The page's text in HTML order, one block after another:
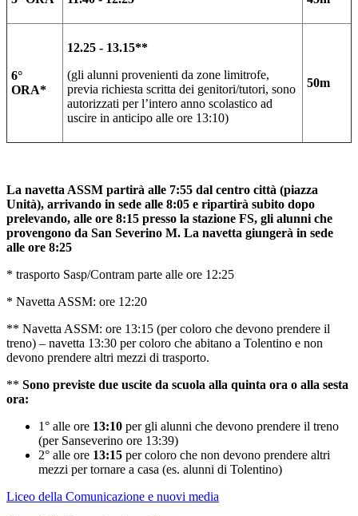
6°
ORA*
12.25 - 13.15**
(gli alunni provenienti da zone limitrofe,
previa richiesta scritta dei genitori/tutori, sono
autorizzati per l’intero anno scolastico ad
uscire in anticipo alle ore 13:10)
50m
La navetta ASSM partirà alle 7:55 dal centro città (piazza
Unità), arrivando in sede alle 8:05 e ripartirà subito dopo
prelevando, alle ore 8:15 presso la stazione FS, gli alunni che
provengono da San Severino M. La navetta giungerà in sede
alle ore 8:25
* trasporto Sasp/Contram parte alle ore 12:25
* Navetta ASSM: ore 12:20
** Navetta ASSM: ore 13:15 (per coloro che devono prendere il
treno) – navetta 13:30 per coloro che abitano a Tolentino e non
devono prendere altri mezzi di trasporto.
** Sono previste due uscite da scuola alla quinta ora o alla sesta
ora:
1° alle ore 13:10 per gli alunni che devono prendere il treno
(per Sanseverino ore 13:39)
2° alle ore 13:15 per coloro che non devono prendere altri
mezzi per tornare a casa (es. alunni di Tolentino)
Liceo della Comunicazione e nuovi media